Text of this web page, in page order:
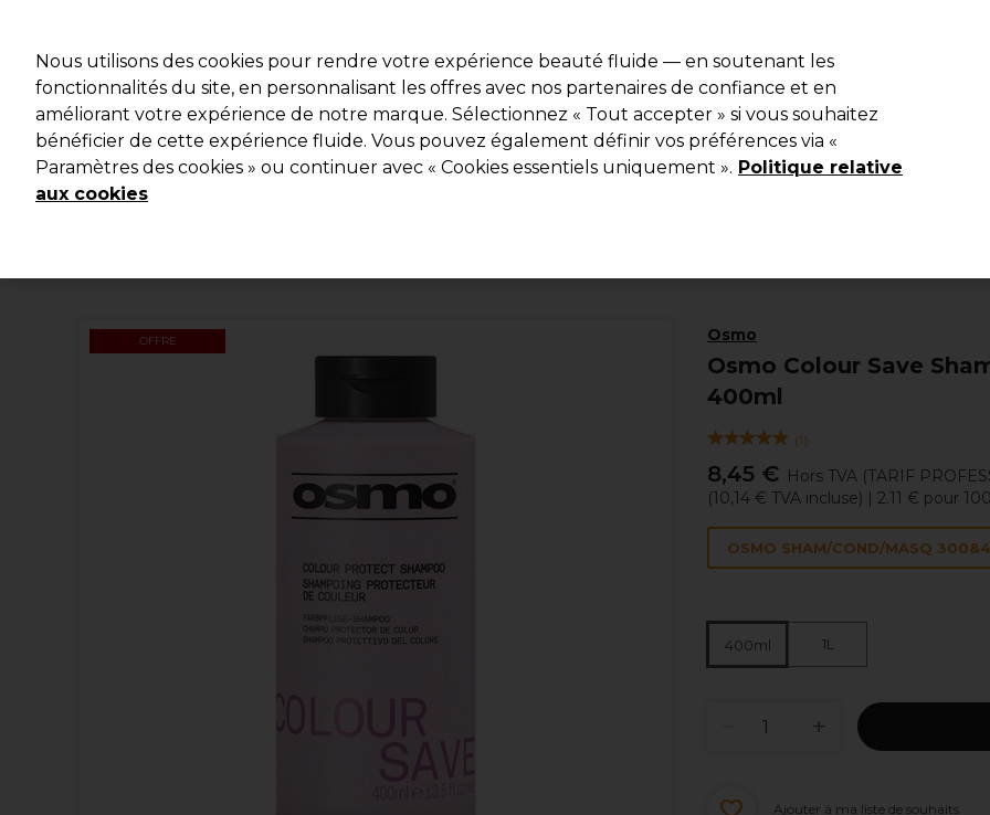
Rechercher
Marques
Bons plans Coiffure Electro et Matériel Equipement de salon Beauté Hommes
Livraison et délais
Osmo
Osmo Colour Save
400ml
(1)
8,45 € Hors TVA (TARIF
(10,14 € TVA incluse) | 2.11 € pour
OFFRE
OSMO SHAM/COND/MASQ
400ml 1L
Ajouter à ma liste de souhaits
Nous utilisons des cookies pour rendre votre expérience beauté fluide — en soutenant les
fonctionnalités du site, en personnalisant les offres avec nos partenaires de confiance et en
améliorant votre expérience de notre marque. Sélectionnez « Tout accepter » si vous souhaitez
bénéficier de cette expérience fluide. Vous pouvez également définir vos préférences via «
Paramètres des cookies » ou continuer avec « Cookies essentiels uniquement ». Politique relative
aux cookies